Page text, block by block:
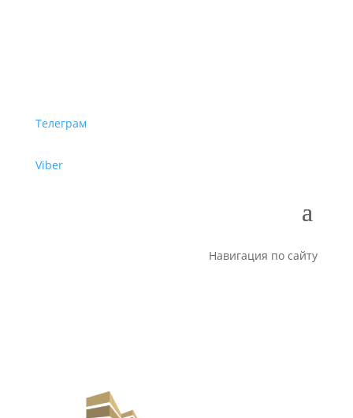
Телеграм
Viber
Навигация по сайту